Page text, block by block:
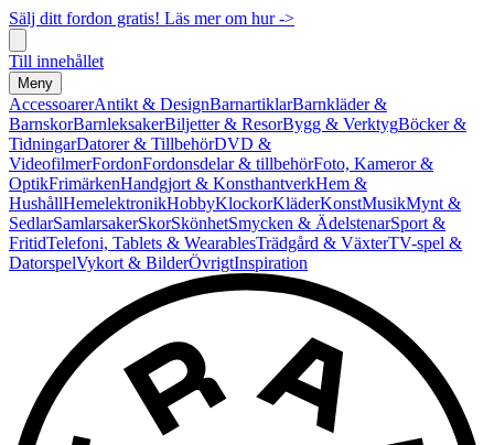
Sälj ditt fordon gratis! Läs mer om hur ->
Till innehållet
Meny
AccessoarerAntikt & DesignBarnartiklarBarnkläder &
BarnskorBarnleksakerBiljetter & ResorBygg & VerktygBöcker &
TidningarDatorer & TillbehörDVD &
VideofilmerFordonFordonsdelar & tillbehörFoto, Kameror &
OptikFrimärkenHandgjort & KonsthantverkHem &
HushållHemelektronikHobbyKlockorKläderKonstMusikMynt &
SedlarSamlarsakerSkorSkönhetSmycken & ÄdelstenarSport &
FritidTelefoni, Tablets & WearablesTrädgård & VäxterTV-spel &
DatorspelVykort & BilderÖvrigtInspiration